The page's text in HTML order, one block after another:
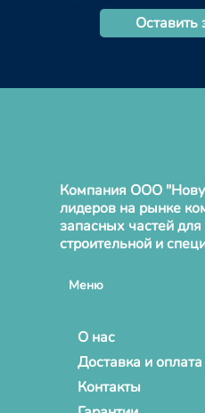
Оставить
Компания ООО
лидеров на рынке
запасных частей
строительной и
Меню
О нас
Доставка и оплата
Контакты